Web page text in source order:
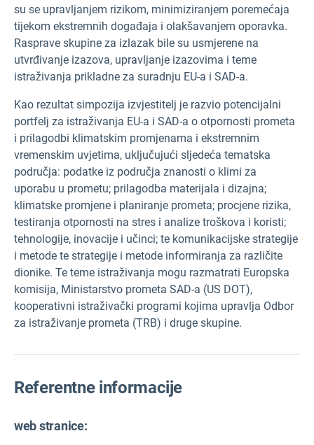
su se upravljanjem rizikom, minimiziranjem poremećaja
tijekom ekstremnih događaja i olakšavanjem oporavka.
Rasprave skupine za izlazak bile su usmjerene na
utvrđivanje izazova, upravljanje izazovima i teme
istraživanja prikladne za suradnju EU-a i SAD-a.
Kao rezultat simpozija izvjestitelj je razvio potencijalni
portfelj za istraživanja EU-a i SAD-a o otpornosti prometa
i prilagodbi klimatskim promjenama i ekstremnim
vremenskim uvjetima, uključujući sljedeća tematska
područja: podatke iz područja znanosti o klimi za
uporabu u prometu; prilagodba materijala i dizajna;
klimatske promjene i planiranje prometa; procjene rizika,
testiranja otpornosti na stres i analize troškova i koristi;
tehnologije, inovacije i učinci; te komunikacijske strategije
i metode te strategije i metode informiranja za različite
dionike. Te teme istraživanja mogu razmatrati Europska
komisija, Ministarstvo prometa SAD-a (US DOT),
kooperativni istraživački programi kojima upravlja Odbor
za istraživanje prometa (TRB) i druge skupine.
Referentne informacije
web stranice: